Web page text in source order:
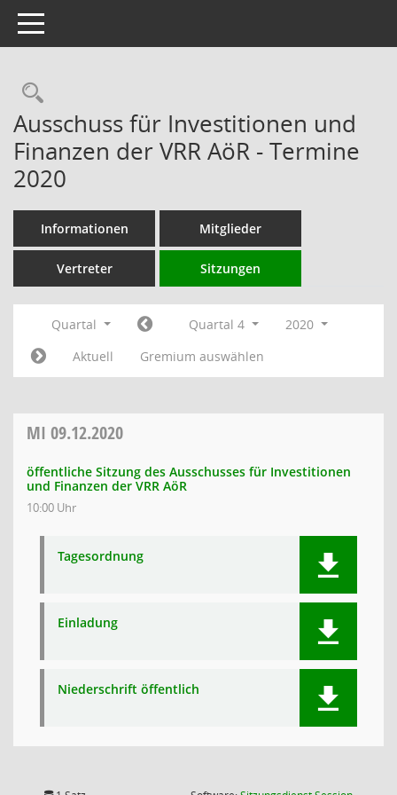
Toggle navigation
Rechercheauswahl
Ausschuss für Investitionen und
Finanzen der VRR AöR - Termine
2020
Informationen Mitglieder
Vertreter Sitzungen
Quartal Quartal 4
2020
Aktuell
Gremium auswählen
MI 09.12.2020
öffentliche Sitzung des Ausschusses für Investitionen
und Finanzen der VRR AöR
10:00 Uhr
Tagesordnung
Einladung
Niederschrift öffentlich